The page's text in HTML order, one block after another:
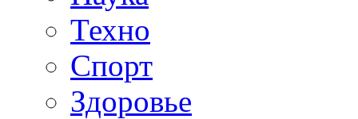
Техно
Спорт
Здоровье